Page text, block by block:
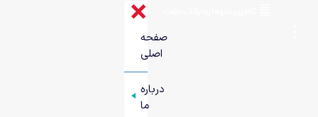
صفحه
اصلی
+
درباره
ما